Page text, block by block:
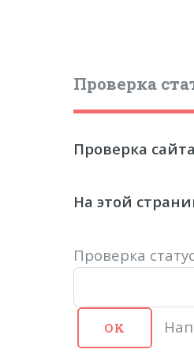
Проверка
Проверка сайта
На этой
Проверка